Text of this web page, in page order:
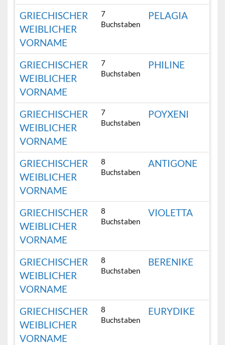
GRIECHISCHER
WEIBLICHER
VORNAME
7
Buchstaben
PELAGIA
GRIECHISCHER
WEIBLICHER
VORNAME
7
Buchstaben
PHILINE
GRIECHISCHER
WEIBLICHER
VORNAME
7
Buchstaben
POYXENI
GRIECHISCHER
WEIBLICHER
VORNAME
8
Buchstaben
ANTIGONE
GRIECHISCHER
WEIBLICHER
VORNAME
8
Buchstaben
VIOLETTA
GRIECHISCHER
WEIBLICHER
VORNAME
8
Buchstaben
BERENIKE
GRIECHISCHER
WEIBLICHER
VORNAME
8
Buchstaben
EURYDIKE